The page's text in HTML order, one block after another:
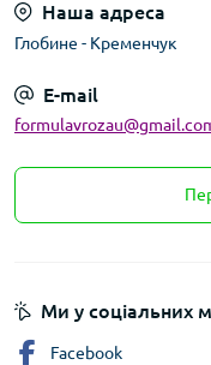
Наша адреса
Глобине - Кременчук
E-mail
Ми у соціальних
Facebook